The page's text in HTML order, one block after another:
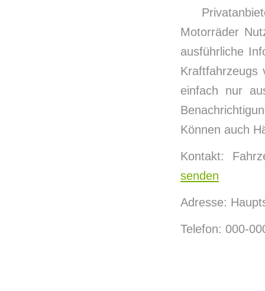
Motorräder
ausführliche
Kraftfahrzeugs
einfach nur
Können auch
Kontakt:
senden
Adresse:
Telefon: 000-